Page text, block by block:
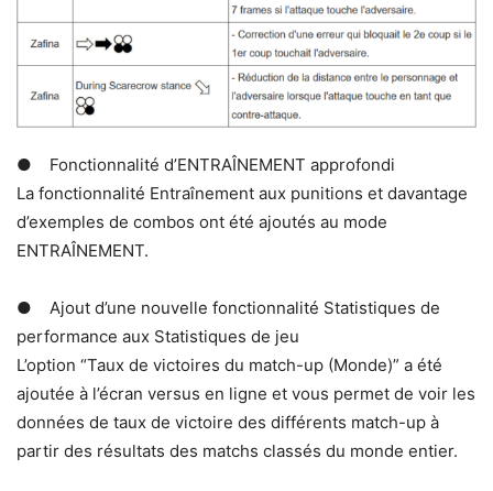
● Fonctionnalité d’ENTRAÎNEMENT approfondi
La fonctionnalité Entraînement aux punitions et davantage
d’exemples de combos ont été ajoutés au mode
ENTRAÎNEMENT.
● Ajout d’une nouvelle fonctionnalité Statistiques de
performance aux Statistiques de jeu
L’option “Taux de victoires du match-up (Monde)” a été
ajoutée à l’écran versus en ligne et vous permet de voir les
données de taux de victoire des différents match-up à
partir des résultats des matchs classés du monde entier.